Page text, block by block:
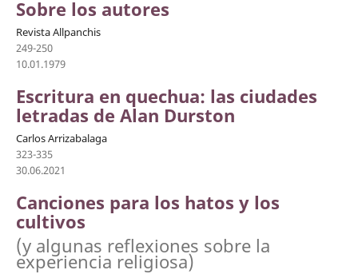
Sobre los autores
Revista Allpanchis
249-250
10.01.1979
Escritura en quechua: las ciudades
letradas de Alan Durston
Carlos Arrizabalaga
323-335
30.06.2021
Canciones para los hatos y los
cultivos
(y algunas reflexiones sobre la
experiencia religiosa)